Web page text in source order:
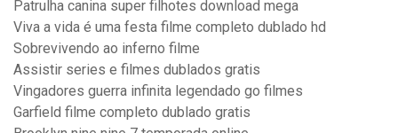
Patrulha canina super filhotes download mega
Viva a vida é uma festa filme completo dublado hd
Sobrevivendo ao inferno filme
Assistir series e filmes dublados gratis
Vingadores guerra infinita legendado go filmes
Garfield filme completo dublado gratis